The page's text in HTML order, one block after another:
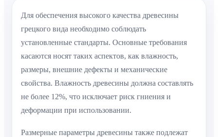
Для обеспечения высокого качества древесины
грецкого вида необходимо соблюдать
установленные стандарты. Основные требования
касаются носят таких аспектов, как влажность,
размеры, внешние дефекты и механические
свойства. Влажность древесины должна составлять
не более 12%, что исключает риск гниения и
деформации при использовании.
Размерные параметры древесины также подлежат